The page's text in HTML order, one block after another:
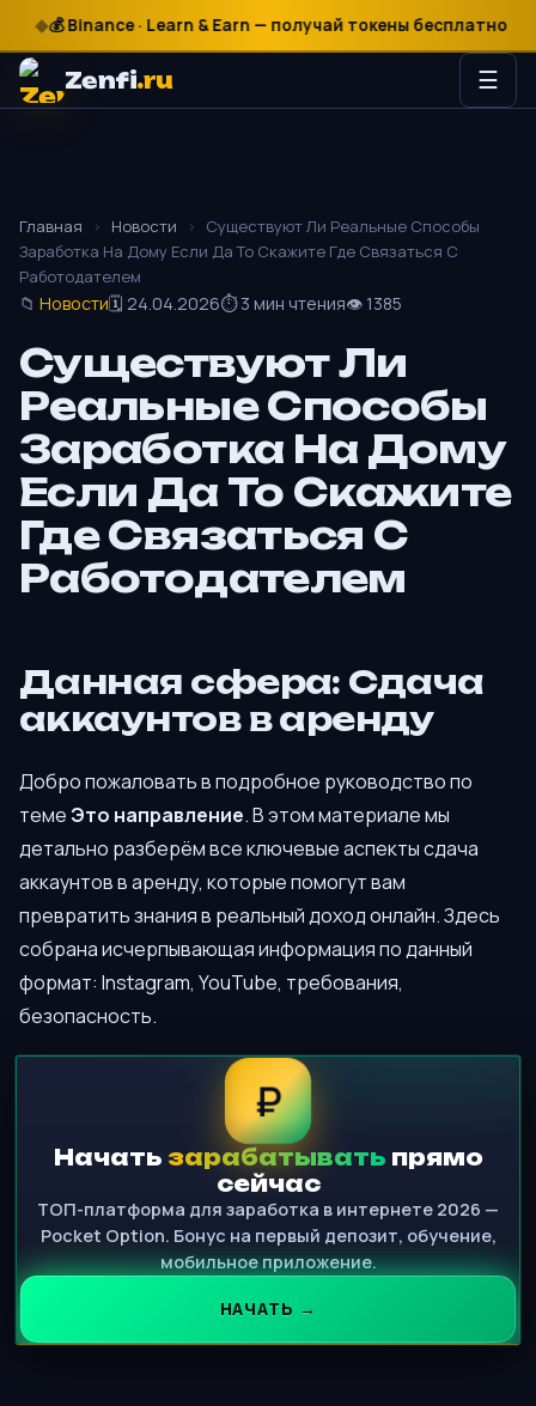
₽
$
€
Binance · Learn & Earn — получай токены бесплатно
Zenfi.ru ☰
Главная › Новости ›
Существуют Ли Реальные Способы
Заработка На Дому Если Да То Скажите Где Связаться С
Работодателем
📁 Новости🗓 24.04.2026⏱ 3 мин чтения👁 1385
Существуют Ли
Реальные Способы
Заработка На Дому
Если Да То Скажите
Где Связаться С
Работодателем
Данная сфера: Сдача
аккаунтов в аренду
Добро пожаловать в подробное руководство по
темеЭто направление. В этом материале мы
детально разберём все ключевые аспекты сдача
аккаунтов в аренду, которые помогут вам
превратить знания в реальный доход онлайн. Здесь
собрана исчерпывающая информация по данный
формат: Instagram, YouTube, требования,
безопасность.
₽
Начать зарабатывать прямо
сейчас
ТОП-платформа для заработка в интернете 2026 —
Pocket Option. Бонус на первый депозит, обучение,
мобильное приложение.
НАЧАТЬ →